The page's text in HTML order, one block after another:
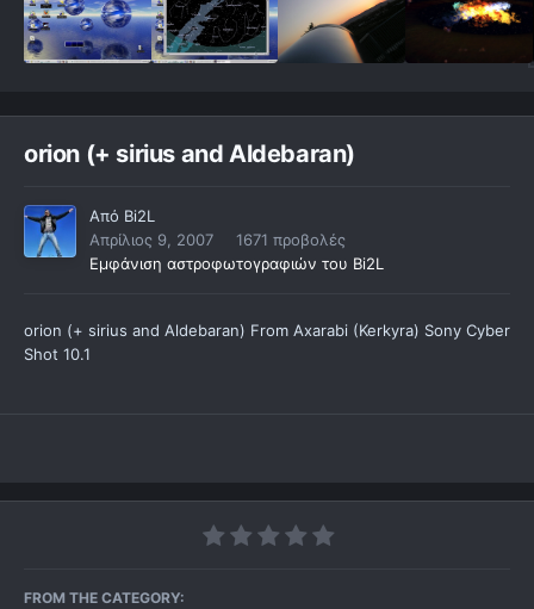
orion (+ sirius and Aldebaran)
Από Bi2L
Απρίλιος 9, 2007
1671 προβολές
Εμφάνιση αστροφωτογραφιών του Bi2L
orion (+ sirius and Aldebaran) From Axarabi (Kerkyra) Sony Cyber
Shot 10.1
FROM THE CATEGORY: